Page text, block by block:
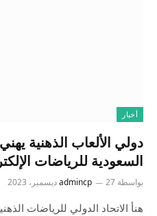
أخبار
دولي الألعاب الذهنية
السعودية للرياضات
بواسطة admincp 27 ديسمبر، 2023
هنأ الاتحاد الدولي للرياضات